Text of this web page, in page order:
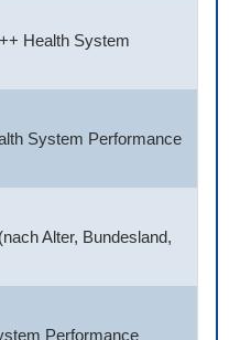
Health System
System Performance
Alter, Bundesland,
Performance